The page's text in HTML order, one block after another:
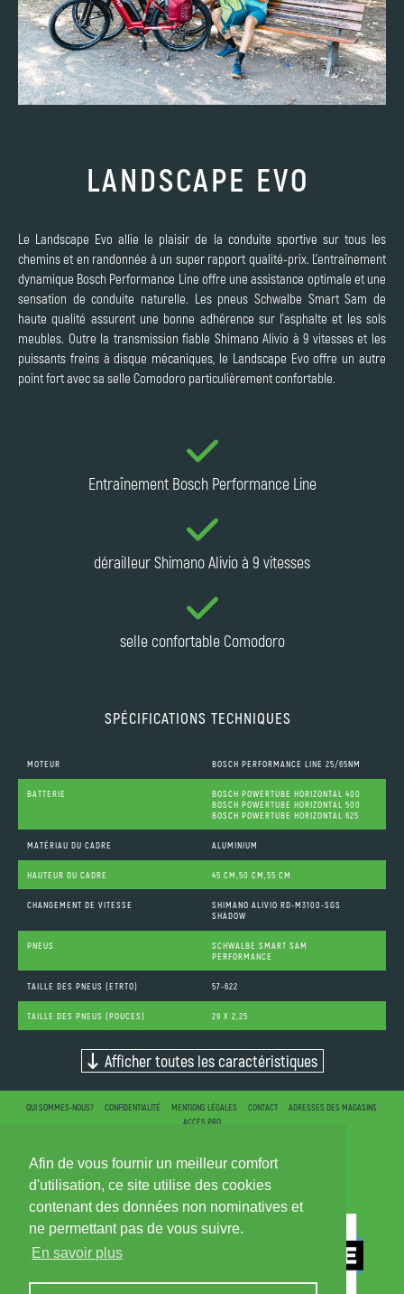
Afin de vous fournir un meilleur comfort
d'utilisation, ce site utilise des cookies
contenant des données non nominatives et
ne permettant pas de vous suivre.
En savoir plus
LANDSCAPE EVO
Le Landscape Evo allie le plaisir de la conduite sportive sur tous les
chemins et en randonnée à un super rapport qualité-prix. L'entraînement
dynamique Bosch Performance Line offre une assistance optimale et une
sensation de conduite naturelle. Les pneus Schwalbe Smart Sam de
haute qualité assurent une bonne adhérence sur l'asphalte et les sols
meubles. Outre la transmission fiable Shimano Alivio à 9 vitesses et les
puissants freins à disque mécaniques, le Landscape Evo offre un autre
point fort avec sa selle Comodoro particulièrement confortable.
Entraînement Bosch Performance Line
dérailleur Shimano Alivio à 9 vitesses
selle confortable Comodoro
SPÉCIFICATIONS TECHNIQUES
MOTEUR BOSCH PERFORMANCE LINE 25/65NM
BATTERIE
BOSCH POWERTUBE HORIZONTAL 400
BOSCH POWERTUBE HORIZONTAL 500
BOSCH POWERTUBE HORIZONTAL 625
MATÉRIAU DU CADRE ALUMINIUM
HAUTEUR DU CADRE 45 CM,50 CM,55 CM
CHANGEMENT DE VITESSE
SHIMANO ALIVIO RD-M3100-SGS
SHADOW
PNEUS
SCHWALBE SMART SAM
PERFORMANCE
TAILLE DES PNEUS (ETRTO) 57-622
TAILLE DES PNEUS (POUCES) 29 X 2,25
Afficher toutes les caractéristiques
QUI SOMMES-NOUS? CONFIDENTIALITÉ MENTIONS LÉGALES CONTACT
ADRESSES DES MAGASINS
ACCÈS PRO